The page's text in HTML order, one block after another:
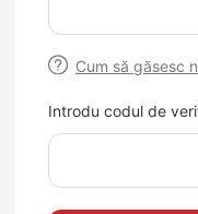
Cum să găsesc
Introdu codul de